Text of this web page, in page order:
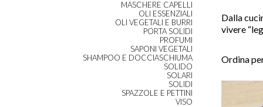
MASCHERE CAPELLI
OLI ESSENZIALI
OLI VEGETALI E BURRI
PORTA SOLIDI
PROFUMI
SAPONI VEGETALI
SHAMPOO E DOCCIASCHIUMA
SOLIDO
SOLARI
SOLIDI
SPAZZOLE E PETTINI
VISO
Dalla
vivere “
Ordina